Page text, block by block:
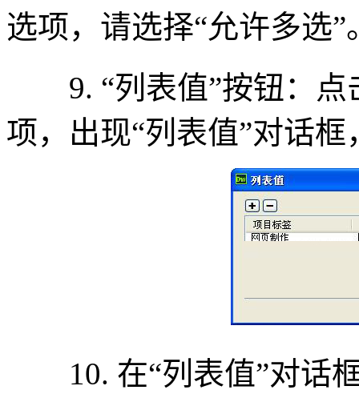
选项，请选择“允许多选
9. “列表值”按钮：点
项，出现“列表值”对话
10. 在“列表值”对话